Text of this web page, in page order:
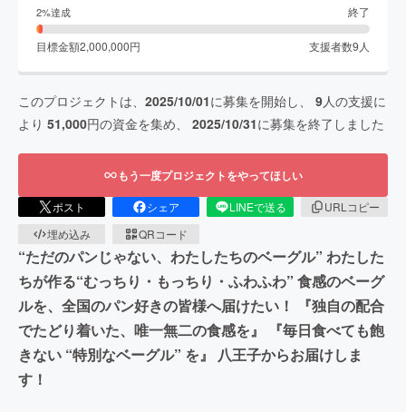
2%達成 終了
目標金額2,000,000円 支援者数9 人
このプロジェクトは、 2025/10/01に募集を開始し、 9人の支援に
より 51,000円の資金を集め、 2025/10/31に募集を終了しました
もう一度プロジェクトをやってほしい
ポスト シェア LINEで送る
URLコピー
埋め込み
QRコード
“ただのパンじゃない、わたしたちのベーグル” わたした
ちが作る“むっちり・もっちり・ふわふわ” 食感のベーグ
ルを、全国のパン好きの皆様へ届けたい！ 『独自の配合
でたどり着いた、唯一無二の食感を』 『毎日食べても飽
きない “特別なベーグル” を』 八王子からお届けしま
す！